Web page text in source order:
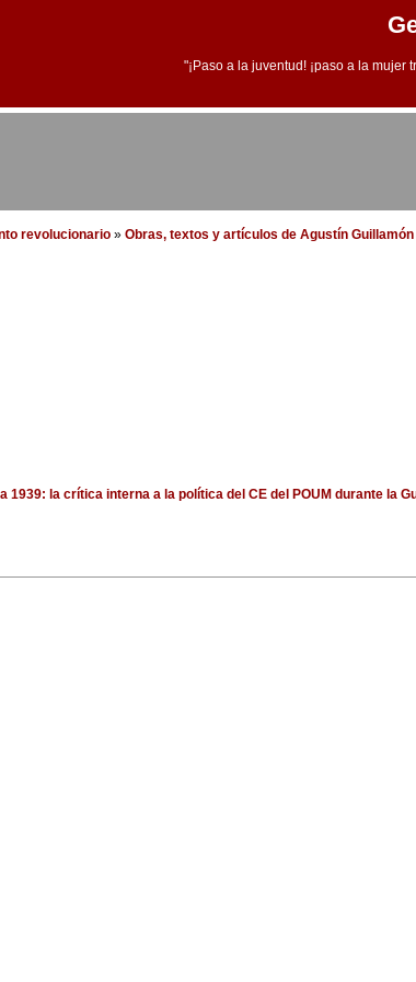
"¡Paso a la juventud! ¡paso a la
revolucionario » Obras, textos y artículos de Agustín Guillamón
1939: la crítica interna a la política del CE del POUM durante la